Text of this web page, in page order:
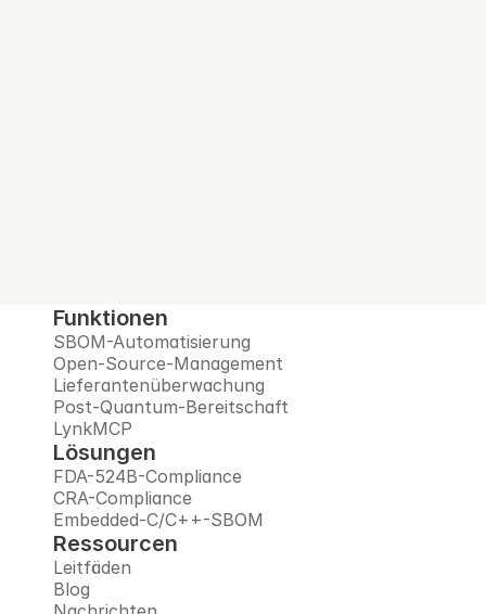
Funktionen
SBOM-Automatisierung
Open-Source-Management
Lieferantenüberwachung
Post-Quantum-Bereitschaft
LynkMCP
Lösungen
FDA-524B-Compliance
CRA-Compliance
Embedded-C/C++-SBOM
Ressourcen
Leitfäden
Blog